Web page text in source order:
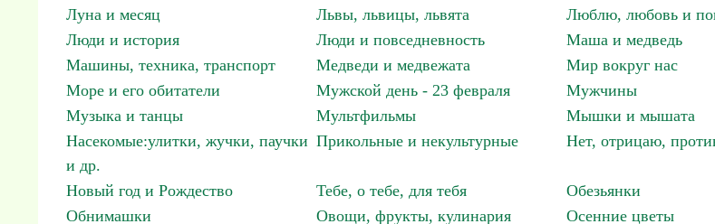
Луна и месяц
Львы, львицы, львята
Люблю, любовь и
Люди и история
Люди и повседневность
Маша и медведь
Машины, техника, транспорт
Медведи и медвежата
Мир вокруг нас
Море и его обитатели
Мужской день - 23 февраля
Мужчины
Музыка и танцы
Мультфильмы
Мышки и мышата
Насекомые:улитки, жучки, паучки
и др.
Прикольные и некультурные Нет, отрицаю,
Новый год и Рождество Тебе, о тебе, для тебя
Обезьянки
Обнимашки
Овощи, фрукты, кулинария
Осенние цветы